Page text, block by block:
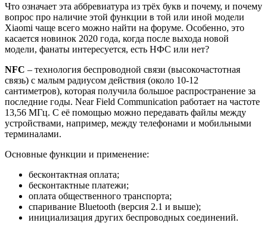
Что означает эта аббревиатура из трёх букв и почему, и почему
вопрос про наличие этой функции в той или иной модели
Xiaomi чаще всего можно найти на форуме. Особенно, это
касается новинок 2020 года, когда после выхода новой
модели, фанаты интересуется, есть НФС или нет?
NFC – технология беспроводной связи (высокочастотная
связь) с малым радиусом действия (около 10-12
сантиметров), которая получила большое распространение за
последние годы. Near Field Communication работает на частоте
13,56 МГц. С её помощью можно передавать файлы между
устройствами, например, между телефонами и мобильными
терминалами.
Основные функции и применение:
бесконтактная оплата;
бесконтактные платежи;
оплата общественного транспорта;
спаривание Bluetooth (версия 2.1 и выше);
инициализация других беспроводных соединений.